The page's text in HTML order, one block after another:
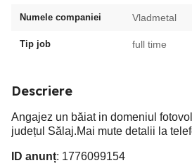
Numele companiei Vladmetal
Tip job full time
Descriere
Angajez un băiat in domeniul
județul Sălaj.Mai mute detalii la
ID anunț: 1776099154